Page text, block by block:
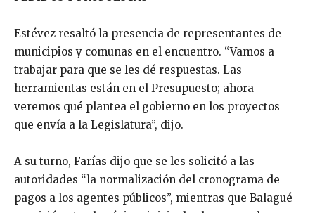
Estévez resaltó la presencia de representantes de
municipios y comunas en el encuentro. “Vamos a
trabajar para que se les dé respuestas. Las
herramientas están en el Presupuesto; ahora
veremos qué plantea el gobierno en los proyectos
que envía a la Legislatura”, dijo.
A su turno, Farías dijo que se les solicitó a las
autoridades “la normalización del cronograma de
pagos a los agentes públicos”, mientras que Balagué